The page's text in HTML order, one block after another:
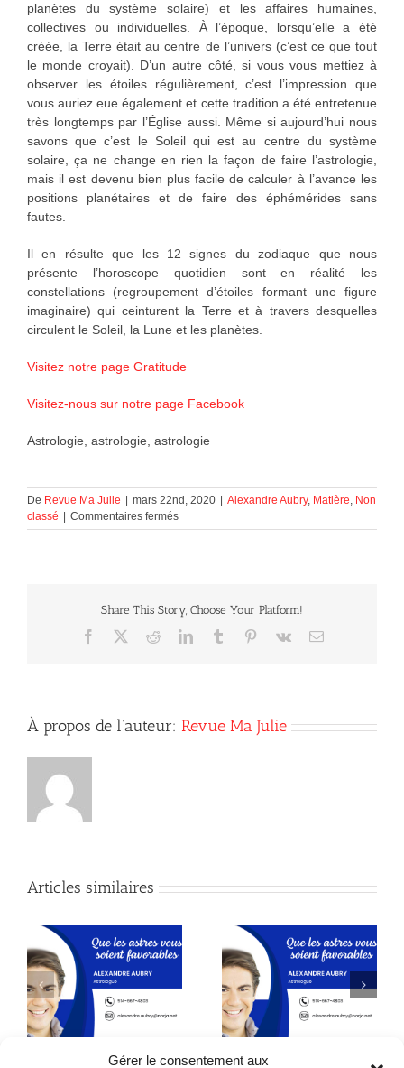
Gérer le consentement aux
planètes du système solaire) et les affaires humaines,
collectives ou individuelles. À l’époque, lorsqu’elle a été
créée, la Terre était au centre de l’univers (c’est ce que tout
le monde croyait). D’un autre côté, si vous vous mettiez à
observer les étoiles régulièrement, c’est l’impression que
vous auriez eue également et cette tradition a été entretenue
très longtemps par l’Église aussi. Même si aujourd’hui nous
savons que c’est le Soleil qui est au centre du système
solaire, ça ne change en rien la façon de faire l’astrologie,
mais il est devenu bien plus facile de calculer à l’avance les
positions planétaires et de faire des éphémérides sans
fautes.
Il en résulte que les 12 signes du zodiaque que nous
présente l’horoscope quotidien sont en réalité les
constellations (regroupement d’étoiles formant une figure
imaginaire) qui ceinturent la Terre et à travers desquelles
circulent le Soleil, la Lune et les planètes.
Visitez notre page Gratitude
Visitez-nous sur notre page Facebook
Astrologie, astrologie, astrologie
De Revue Ma Julie mars 22nd, 2020 Alexandre Aubry, Matière, Non
classé
Commentaires ferméssur
astrologie
Share This Story, Choose Your Platform!
Facebook RedditLinkedInTumblr Pinterest
Vk Courriel
À propos de l’auteur: Revue Ma Julie
Articles similaires
Astrologie Astrologie